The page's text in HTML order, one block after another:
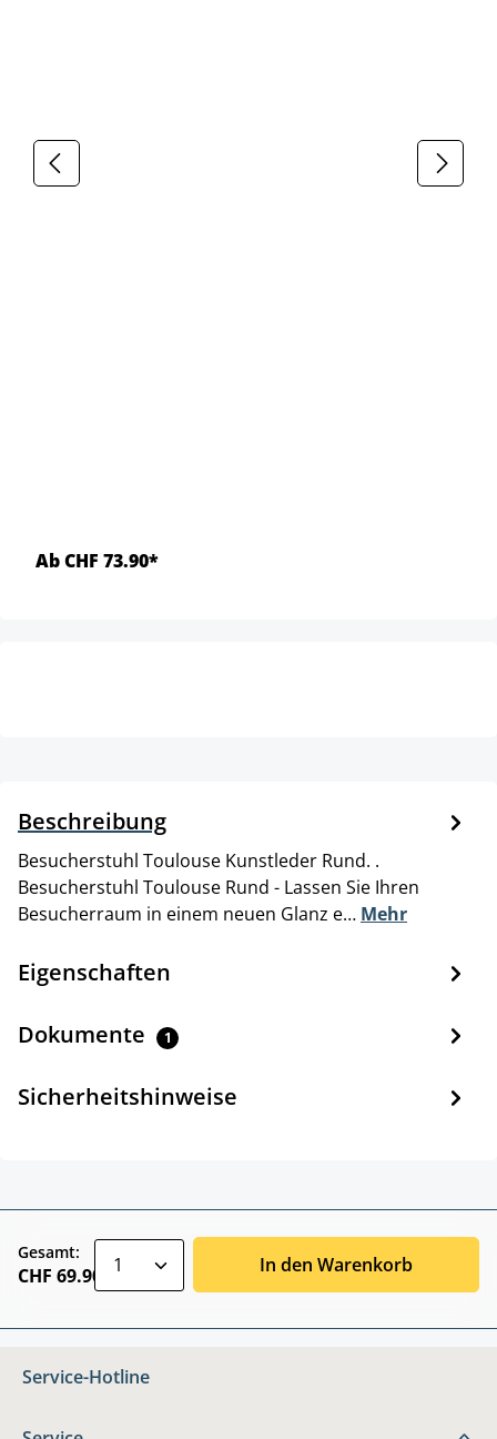
Ab CHF 73.90*
Beschreibung
Besucherstuhl Toulouse Kunstleder Rund. .
Besucherstuhl Toulouse Rund - Lassen Sie Ihren
Besucherraum in einem neuen Glanz e… Mehr
Eigenschaften
Dokumente 1
Sicherheitshinweise
Gesamt:
CHF 69.90 In den Warenkorb
Service-Hotline